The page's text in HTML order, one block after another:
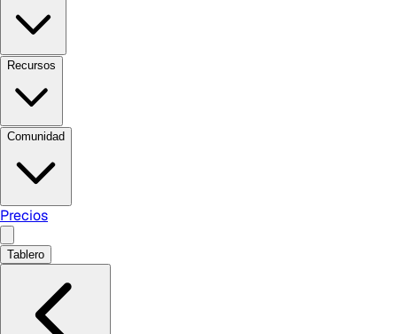
Recursos
Comunidad
Precios
Tablero